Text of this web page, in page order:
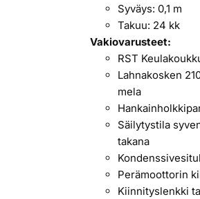
Syväys: 0,1 m
Takuu: 24 kk
Vakiovarusteet:
RST
Lahnakosken
mela
Säilytystila
takana
Perämoottorin
Kiinnityslenkki